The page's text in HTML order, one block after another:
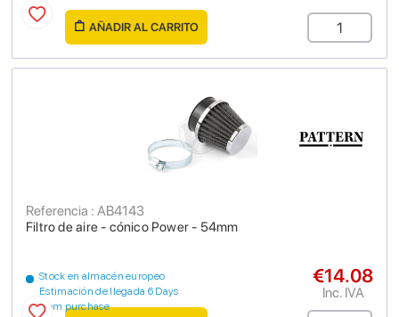
AÑADIR AL CARRITO
Filtro de aire - cónico Power - 54mm
Referencia : AB4143
Stock en almacén europeo
Estimación de llegada 6 Days
from purchase
€14.08
Inc. IVA